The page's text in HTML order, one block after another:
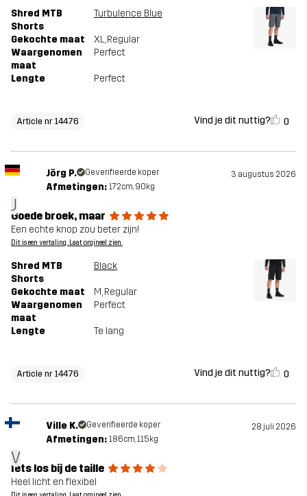
Shred MTB
Shorts
Turbulence Blue
Gekochte maat XL, Regular
Waargenomen
maat
Perfect
Lengte Perfect
Article nr 14476 Vind je dit nuttig? 0
J
Jörg P. Geverifieerde koper 3 augustus 2026
Afmetingen: 172cm, 90kg
Goede broek, maar
Een echte knop zou beter zijn!
Dit is een vertaling. Laat orgineel zien.
Shred MTB
Shorts
Black
Gekochte maat M, Regular
Waargenomen
maat
Perfect
Lengte Te lang
Article nr 14476 Vind je dit nuttig? 0
V
Ville K. Geverifieerde koper 28 juli 2026
Afmetingen: 186cm, 115kg
Iets los bij de taille
Heel licht en flexibel